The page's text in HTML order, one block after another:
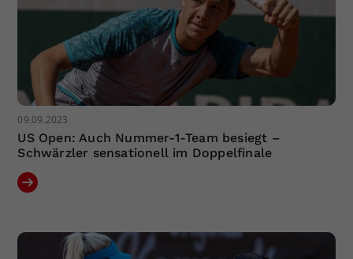
09.09.2023
US Open: Auch Nummer-1-Team besiegt –
Schwärzler sensationell im Doppelfinale